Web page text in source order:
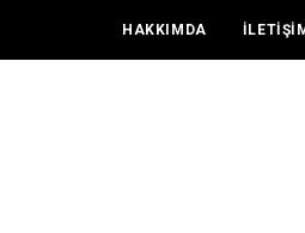
HAKKIMDA